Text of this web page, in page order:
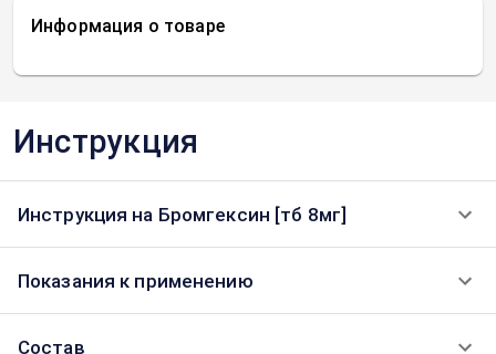
Информация о товаре
Инструкция
Инструкция на Бромгексин [тб 8мг]
Показания к применению
Состав